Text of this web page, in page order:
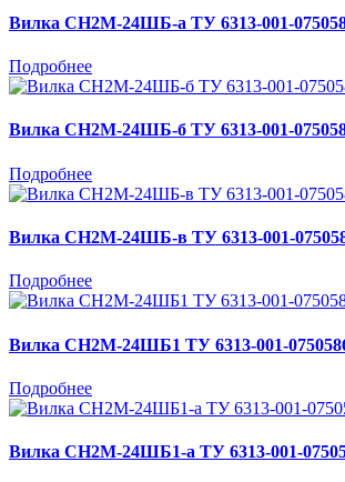
Вилка СН2М-24ШБ-а ТУ 6313-001-
Подробнее
Вилка СН2М-24ШБ-б ТУ 6313-001-
Подробнее
Вилка СН2М-24ШБ-в ТУ 6313-001-
Подробнее
Вилка СН2М-24ШБ1 ТУ 6313-001-
Подробнее
Вилка СН2М-24ШБ1-а ТУ 6313-001-